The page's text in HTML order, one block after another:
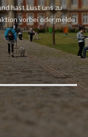
hast Lust uns zu
vorbei oder melde